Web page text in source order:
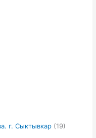
г. Сыктывкар (19)